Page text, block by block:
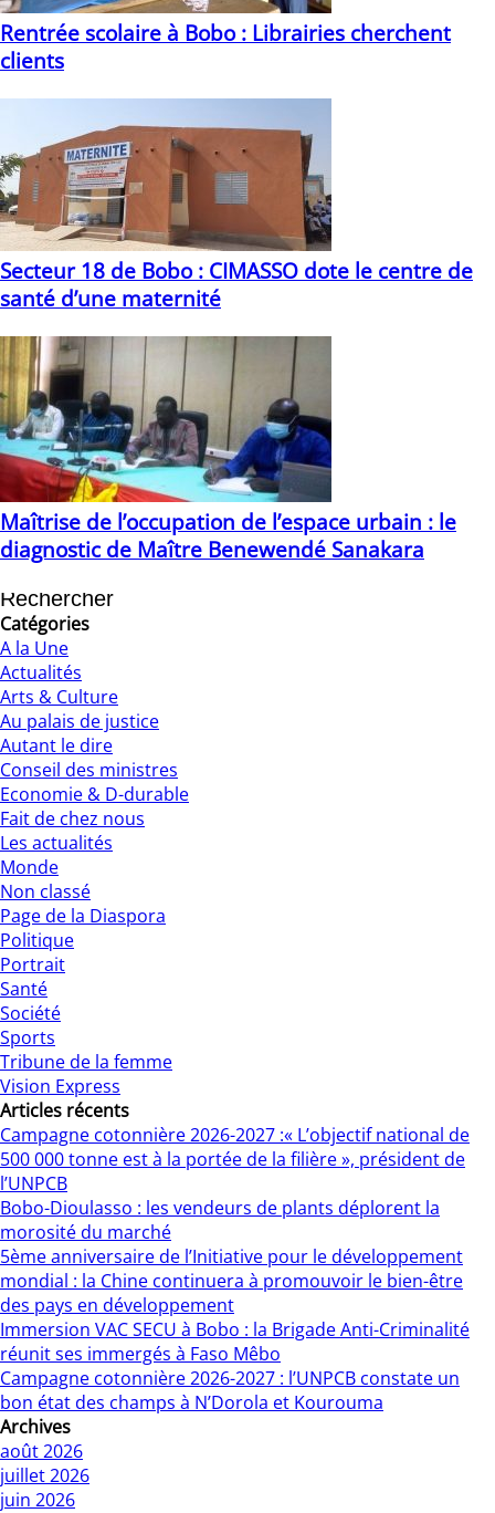
Rentrée scolaire à Bobo : Librairies cherchent
clients
Secteur 18 de Bobo : CIMASSO dote le centre de
santé d’une maternité
Maîtrise de l’occupation de l’espace urbain : le
diagnostic de Maître Benewendé Sanakara
Catégories
A la Une
Actualités
Arts & Culture
Au palais de justice
Autant le dire
Conseil des ministres
Economie & D-durable
Fait de chez nous
Les actualités
Monde
Non classé
Page de la Diaspora
Politique
Portrait
Santé
Société
Sports
Tribune de la femme
Vision Express
Articles récents
Campagne cotonnière 2026-2027 :« L’objectif national de
500 000 tonne est à la portée de la filière », président de
l’UNPCB
Bobo-Dioulasso : les vendeurs de plants déplorent la
morosité du marché
5ème anniversaire de l’Initiative pour le développement
mondial : la Chine continuera à promouvoir le bien-être
des pays en développement
Immersion VAC SECU à Bobo : la Brigade Anti-Criminalité
réunit ses immergés à Faso Mêbo
Campagne cotonnière 2026-2027 : l’UNPCB constate un
bon état des champs à N’Dorola et Kourouma
Archives
août 2026
juillet 2026
juin 2026